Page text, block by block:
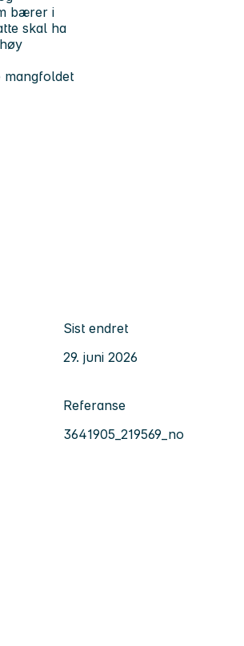
bærer i
skal ha
mangfoldet
Sist endret
29. juni 2026
Referanse
3641905_219569_no